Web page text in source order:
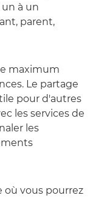
à un
parent,
maximum
Le partage
pour d'autres
les services de
les
où vous pourrez